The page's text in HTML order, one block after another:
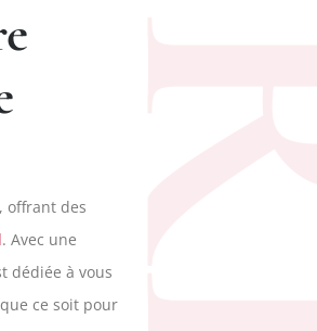
offrant des
. Avec une
dédiée à vous
ce soit pour